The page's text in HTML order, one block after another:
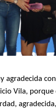
agradecida
Vila, porque